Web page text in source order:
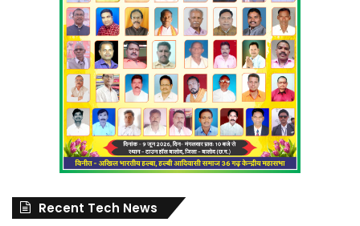
Recent Tech News